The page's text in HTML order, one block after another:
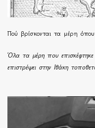
Πού βρίσκονται τα μέρη
Όλα τα μέρη που
επιστρέψει στην Ιθάκη